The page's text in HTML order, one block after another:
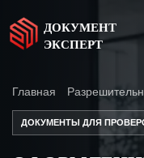
ДОКУМЕНТ
ЭКСПЕРТ
Главная
ДОКУМЕНТЫ ДЛЯ